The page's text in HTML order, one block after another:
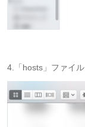
4.「hosts」ファイ